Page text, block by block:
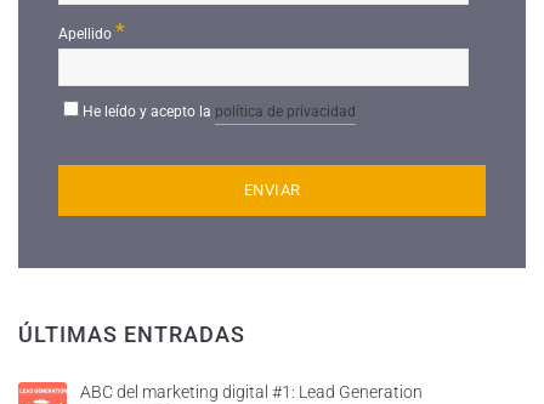
Apellido *
He leído y acepto la política de privacidad
ÚLTIMAS ENTRADAS
ABC del marketing digital #1: Lead Generation